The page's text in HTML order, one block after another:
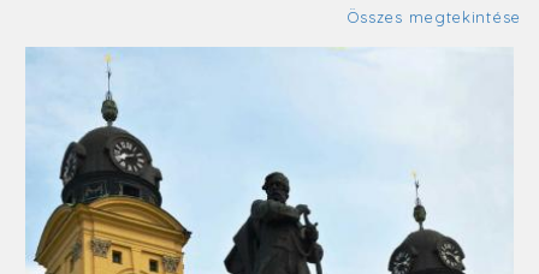
Összes megtekintése